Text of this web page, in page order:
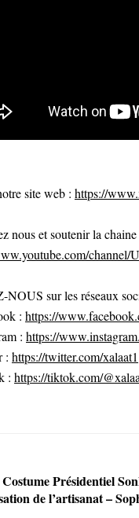
site web : https://
nous et soutenir la
sur les réseaux
: https://
: https://
: https://twitter.com/xalaat1
: https://tiktok.com/
Présidentiel
de l’artisanat –